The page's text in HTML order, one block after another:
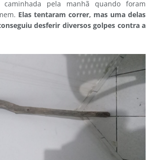
caminhada pela manhã quando foram
Elas tentaram correr, mas uma delas
desferir diversos golpes contra a